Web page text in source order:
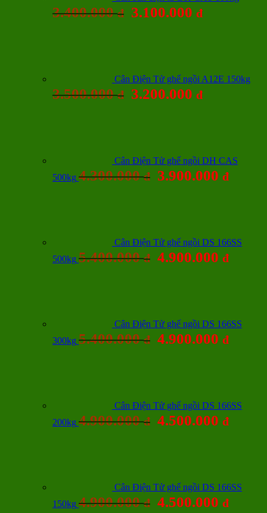
3.400.000đ 3.100.000 đ
Cân Điện Tử ghế ngồi A12E 150kg
3.500.000đ 3.200.000 đ
Cân Điện Tử ghế ngồi DH CAS
500kg 4.300.000đ 3.900.000 đ
Cân Điện Tử ghế ngồi DS 166SS
500kg 5.400.000đ 4.900.000 đ
Cân Điện Tử ghế ngồi DS 166SS
300kg 5.400.000đ 4.900.000 đ
Cân Điện Tử ghế ngồi DS 166SS
200kg 4.900.000đ 4.500.000 đ
Cân Điện Tử ghế ngồi DS 166SS
150kg 4.900.000đ 4.500.000 đ